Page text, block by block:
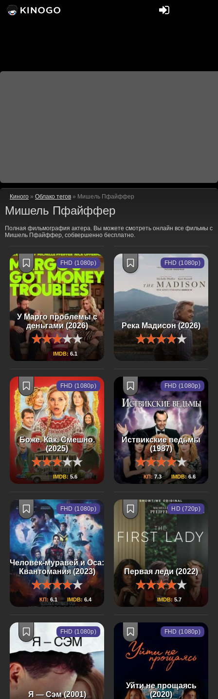
Киного » Облако тегов » Мишель Пфайффер
Мишель Пфайффер
Полная фильмография актера. Вы можете смотреть онлайн все фильмы с
Мишель Пфайффер, собвершенно бесплатно.
У Марго проблемы с
деньгами (2026)
IMDB: 6.1
FHD (1080p)
Река Мадисон (2026)
FHD (1080p)
Боже. Как. Смешно.
(2025)
IMDB: 5.6
FHD (1080p)
Иствикские ведьмы
(1987)
КП: 7.3 IMDB:6.6
FHD (1080p)
Человек-муравей и Оса:
Квантомания (2023)
КП: 6.1 IMDB: 6.4
FHD (1080p)
Первая леди (2022)
IMDB: 5.7
HD (720p)
Я — Сэм (2001)
FHD (1080p)
Уйти не прощаясь
(2020)
FHD (1080p)